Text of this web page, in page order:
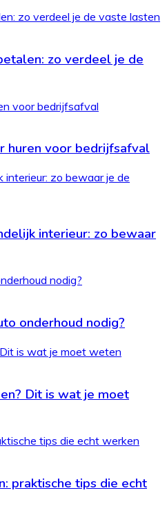
zo verdeel je de vaste lasten
zo verdeel je de
voor bedrijfsafval
huren voor bedrijfsafval
interieur: zo bewaar je de
interieur: zo bewaar
nodig?
onderhoud nodig?
is wat je moet weten
Dit is wat je moet
tips die echt werken
praktische tips die echt